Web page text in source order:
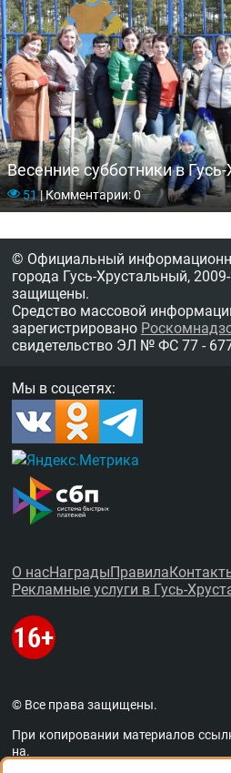
Весенние субботники в
51|Комментарии: 0
© Официальный
города Гусь-Хрустальный,
защищены.
Средство массовой
зарегистрировано
свидетельство ЭЛ № ФС 77 -
Мы в соцсетях:
О насНаградыПравила
Рекламные услуги в Гусь-
© Все права защищены.
При копировании материалов
на.